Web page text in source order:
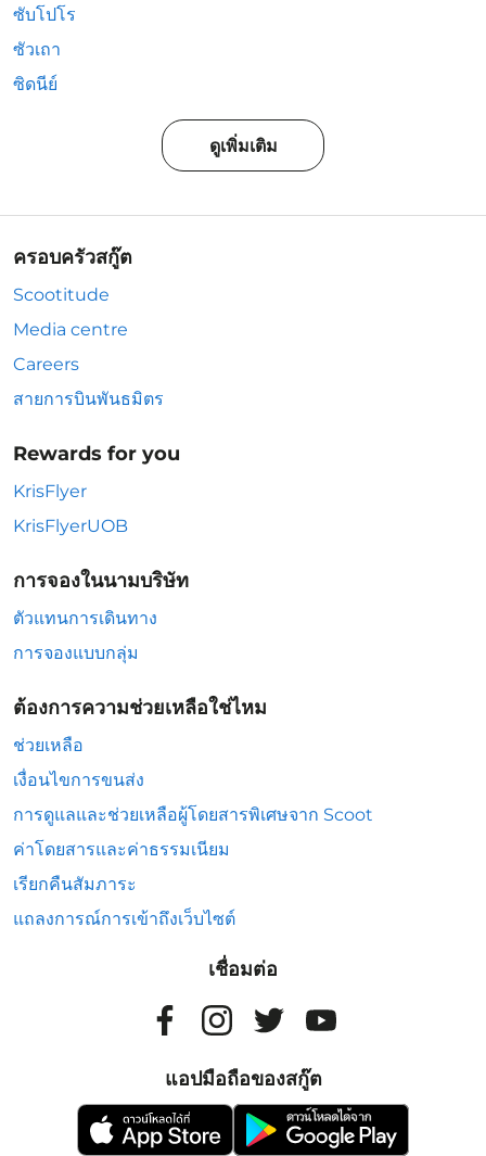
ซับโปโร
ซัวเถา
ซิดนีย์
ดูเพิ่มเติม
ครอบครัวสกู๊ต
Scootitude
Media centre
Careers
สายการบินพันธมิตร
Rewards for you
KrisFlyer
KrisFlyerUOB
การจองในนามบริษัท
ตัวแทนการเดินทาง
การจองแบบกลุ่ม
ต้องการความช่วยเหลือใช่ไหม
ช่วยเหลือ
เงื่อนไขการขนส่ง
การดูแลและช่วยเหลือผู้โดยสารพิเศษจาก Scoot
ค่าโดยสารและค่าธรรมเนียม
เรียกคืนสัมภาระ
แถลงการณ์การเข้าถึงเว็บไซต์
เชื่อมต่อ
แอปมือถือของสกู๊ต